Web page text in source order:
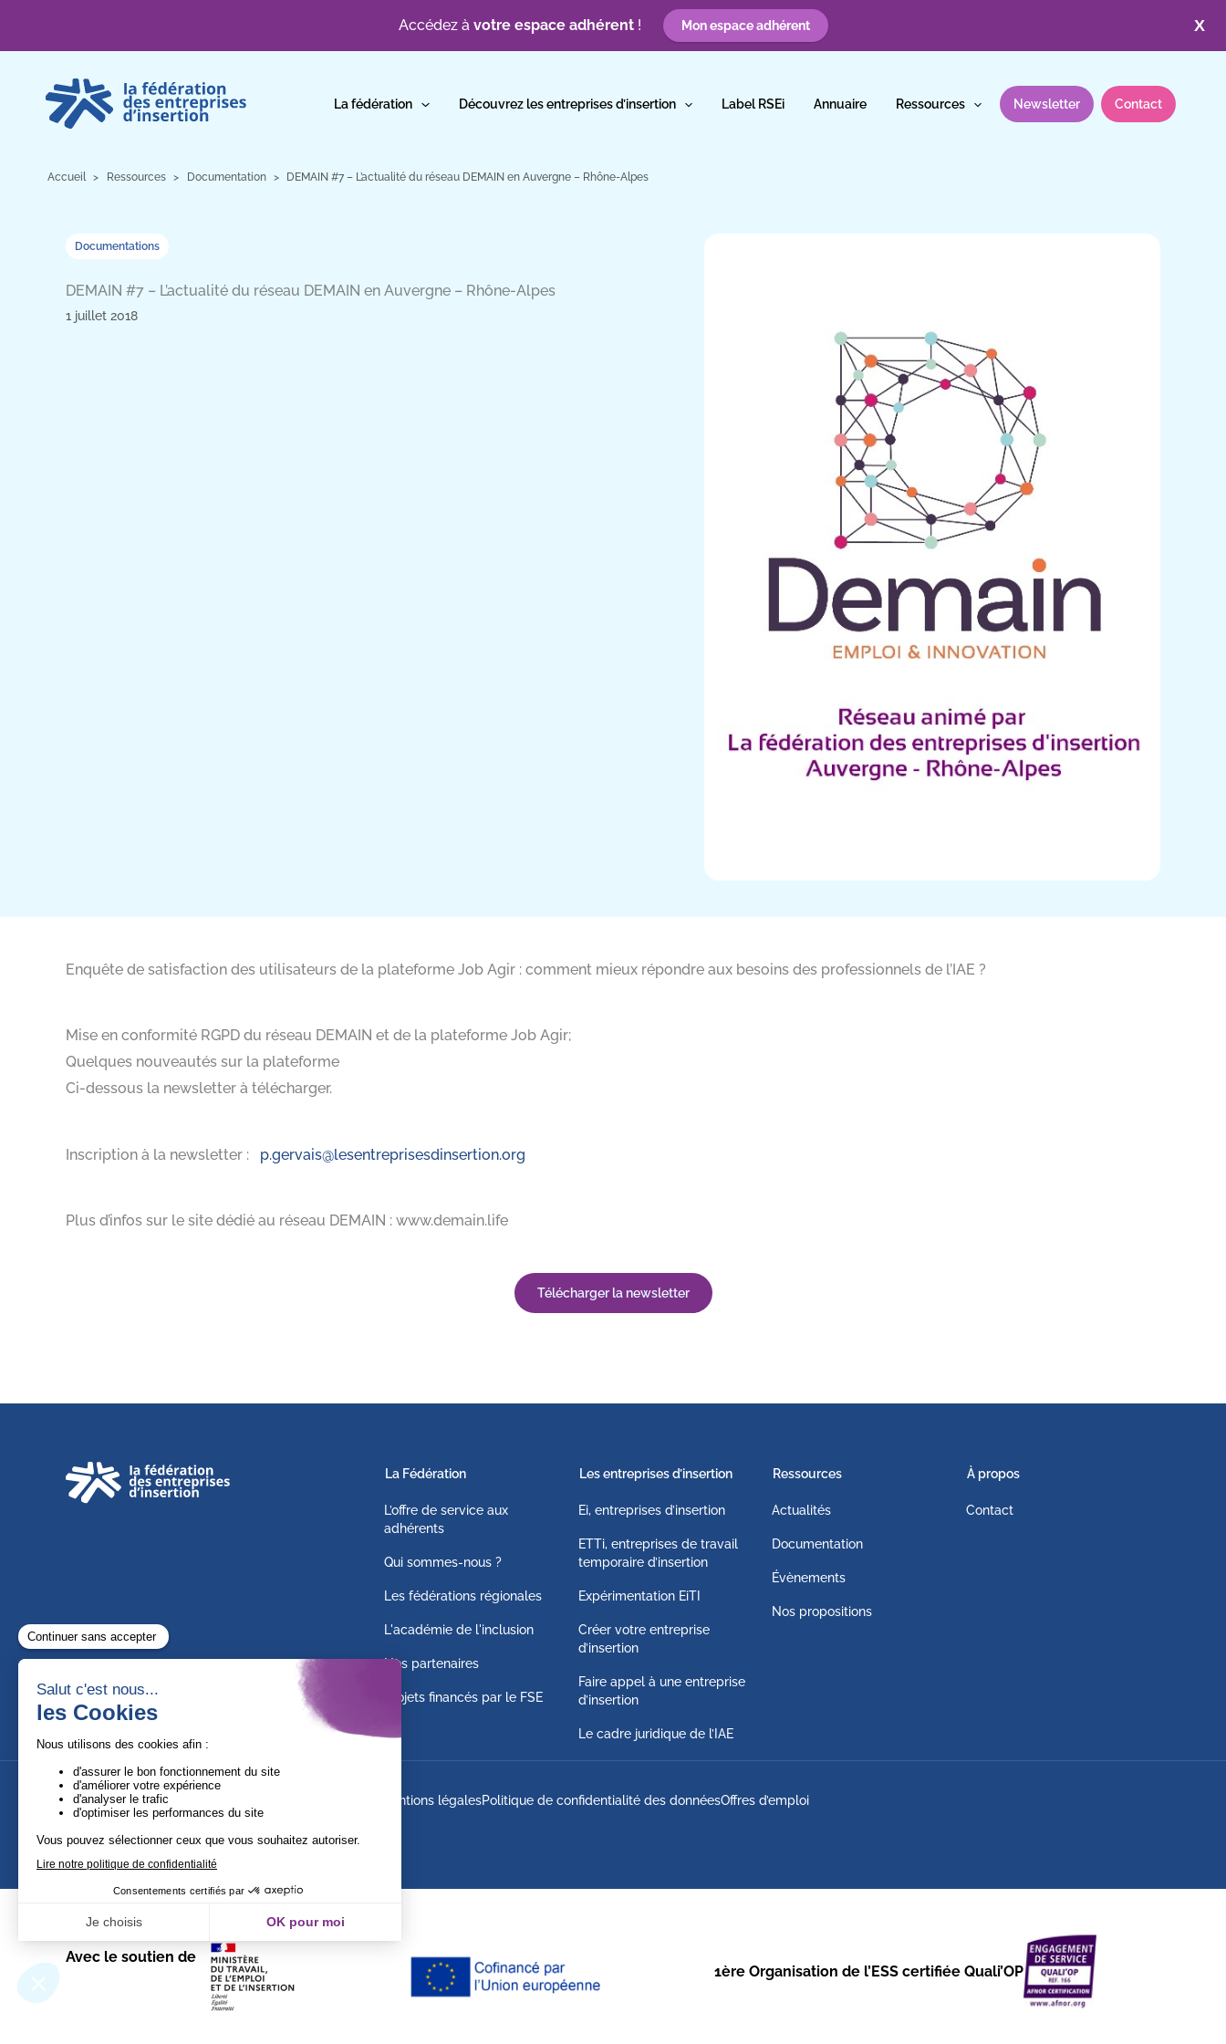
X
Accédez à votre espace adhérent! Mon espace adhérent
contenu
La fédération Découvrez les entreprises d’insertion Label RSEi Annuaire Ressources Newsletter Contact
Accueil Ressources Documentation DEMAIN #7 – L’actualité du réseau DEMAIN en Auvergne – Rhône-Alpes
Documentations
DEMAIN #7 – L’actualité du réseau DEMAIN en Auvergne – Rhône-Alpes
1 juillet 2018
Enquête de satisfaction des utilisateurs de la plateforme Job Agir : comment mieux répondre aux besoins des professionnels de l’IAE ?
Mise en conformité RGPD du réseau DEMAIN et de la plateforme Job Agir;
Quelques nouveautés sur la plateforme
Ci-dessous la newsletter à télécharger.
Inscription à la newsletter : p.gervais@lesentreprisesdinsertion.org
Plus d’infos sur le site dédié au réseau DEMAIN : www.demain.life
Télécharger la newsletter
La Fédération
L’offre de service aux
adhérents
Qui sommes-nous ?
Les fédérations régionales
L'académie de l'inclusion
Nos partenaires
Projets financés par le FSE
Les entreprises d’insertion
Ei, entreprises d’insertion
ETTi, entreprises de travail
temporaire d’insertion
Expérimentation EiTI
Créer votre entreprise
d’insertion
Faire appel à une entreprise
d’insertion
Le cadre juridique de l’IAE
Ressources
Actualités
Documentation
Évènements
Nos propositions
À propos
Contact
Suivez-nous ! Mentions légalesPolitique de confidentialité des donnéesOffres d’emploi
Avec le soutien de
1ère Organisation de l’ESS certifiée Quali’OP